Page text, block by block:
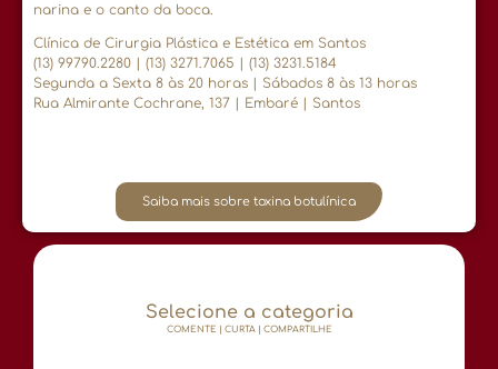
narina e o canto da boca.
Clínica de Cirurgia Plástica e Estética em Santos
(13) 99790.2280 | (13) 3271.7065 | (13) 3231.5184
Segunda a Sexta 8 às 20 horas | Sábados 8 às 13 horas
Rua Almirante Cochrane, 137 | Embaré | Santos
Saiba mais sobre toxina botulínica
Selecione a categoria
COMENTE | CURTA | COMPARTILHE